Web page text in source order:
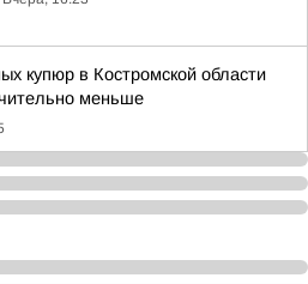
купюр в Костромской области
меньше